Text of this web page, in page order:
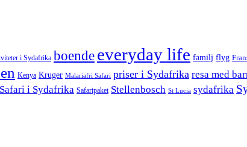
i Sydafrika boende everyday life familj flyg
Kenya Kruger Malariafri Safari priser i Sydafrika resa med
Safari i Sydafrika Safaripaket Stellenbosch St Lucia sydafrika